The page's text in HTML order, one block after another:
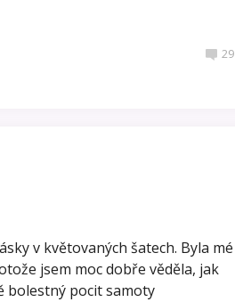
29
v květovaných šatech. Byla mé
jsem moc dobře věděla, jak
bolestný pocit samoty